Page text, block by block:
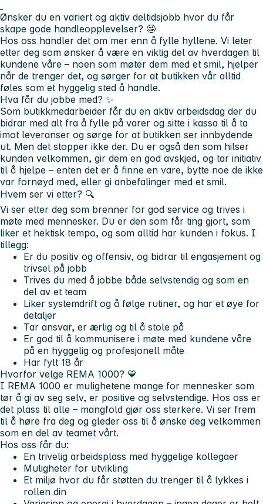
Ønsker du en variert og aktiv deltidsjobb hvor du får
skape gode handleopplevelser? 🤩
Hos oss handler det om mer enn å fylle hyllene. Vi leter
etter deg som ønsker å være en viktig del av hverdagen til
kundene våre – noen som møter dem med et smil, hjelper
når de trenger det, og sørger for at butikken vår alltid
føles som et hyggelig sted å handle.
Hva får du jobbe med? ✨
Som butikkmedarbeider får du en aktiv arbeidsdag der du
bidrar med alt fra å fylle på varer og sitte i kassa til å ta
imot leveranser og sørge for at butikken ser innbydende
ut. Men det stopper ikke der. Du er også den som hilser
kunden velkommen, gir dem en god avskjed, og tar initiativ
til å hjelpe – enten det er å finne en vare, bytte noe de ikke
var fornøyd med, eller gi anbefalinger med et smil.
Hvem ser vi etter? 🔍
Vi ser etter deg som brenner for god service og trives i
møte med mennesker. Du er den som får ting gjort, som
liker et hektisk tempo, og som alltid har kunden i fokus. I
tillegg:
Er du positiv og offensiv, og bidrar til engasjement og
trivsel på jobb
Trives du med å jobbe både selvstendig og som en
del av et team
Liker systemdrift og å følge rutiner, og har et øye for
detaljer
Tar ansvar, er ærlig og til å stole på
Er god til å kommunisere i møte med kundene våre
på en hyggelig og profesjonell måte
Har fylt 18 år
Hvorfor velge REMA 1000? 💙
I REMA 1000 er mulighetene mange for mennesker som
tør å gi av seg selv, er positive og selvstendige. Hos oss er
det plass til alle – mangfold gjør oss sterkere. Vi ser frem
til å høre fra deg og gleder oss til å ønske deg velkommen
som en del av teamet vårt.
Hos oss får du:
En trivelig arbeidsplass med hyggelige kollegaer
Muligheter for utvikling
Et miljø hvor du får støtten du trenger til å lykkes i
rollen din